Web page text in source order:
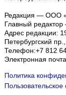
Редакция — ООО
Главный
Адрес редакции:
Петербургский
Телефон:+7 812
Электронная
Политика